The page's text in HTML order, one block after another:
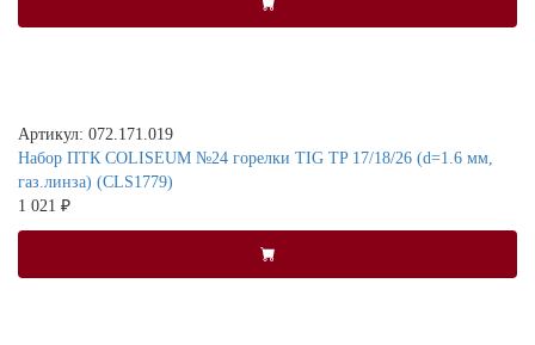
Артикул: 072.171.019
Набор ПТК COLISEUM №24 горелки TIG TP 17/18/26 (d=1.6 мм,
газ.линза) (CLS1779)
1 021 ₽